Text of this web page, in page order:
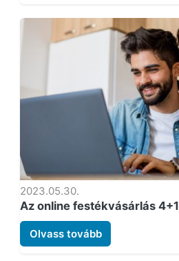
2023.05.30.
Az online festékvásárlás
Olvass tovább